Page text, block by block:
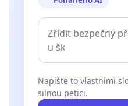
Napište to vlastními
silnou petici.